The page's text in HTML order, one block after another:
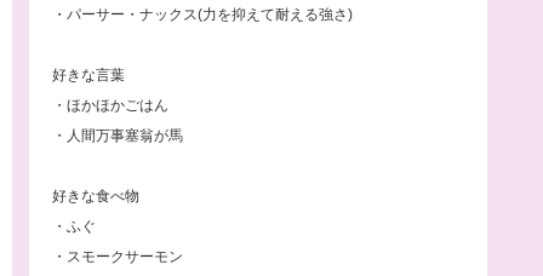
・パーサー・ナックス(力を抑えて耐える強さ)
好きな言葉
・ほかほかごはん
・人間万事塞翁が馬
好きな食べ物
・ふぐ
・スモークサーモン